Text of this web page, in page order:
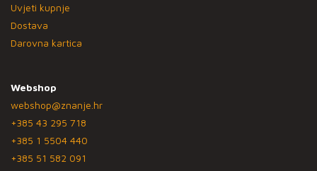
Uvjeti kupnje
Dostava
Darovna kartica
Webshop
webshop@znanje.hr
+385 43 295 718
+385 1 5504 440
+385 51 582 091